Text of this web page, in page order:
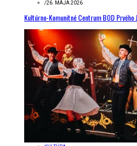
/26. MÁJA 2026
Kultúrno-Komunitné Centrum BOD Prvého